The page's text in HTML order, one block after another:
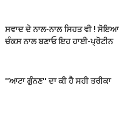
ਸਵਾਦ ਦੇ ਨਾਲ-ਨਾਲ ਸਿਹਤ ਵੀ ! ਸੋਇਆ
ਚੰਕਸ ਨਾਲ ਬਣਾਓ ਇਹ ਹਾਈ-ਪ੍ਰੋਟੀਨ
''ਆਟਾ ਗੁੰਨਣ'' ਦਾ ਕੀ ਹੈ ਸਹੀ ਤਰੀਕਾ